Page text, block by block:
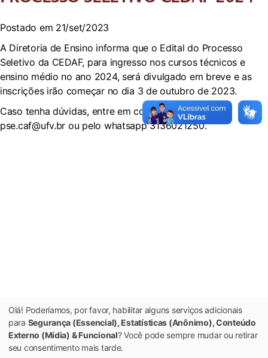
Postado em 21/set/2023
A Diretoria de Ensino informa que o Edital do Processo
Seletivo da CEDAF, para ingresso nos cursos técnicos e
ensino médio no ano 2024, será divulgado em breve e as
inscrições irão começar no dia 3 de outubro de 2023.
Caso tenha dúvidas, entre em contato pelo e-mail
pse.caf@ufv.br ou pelo whatsapp 3136021250.
Olá! Poderíamos, por favor, habilitar alguns serviços adicionais
para Segurança (Essencial), Estatísticas (Anônimo), Conteúdo
Externo (Mídia) & Funcional? Você pode sempre mudar ou retirar
seu consentimento mais tarde.